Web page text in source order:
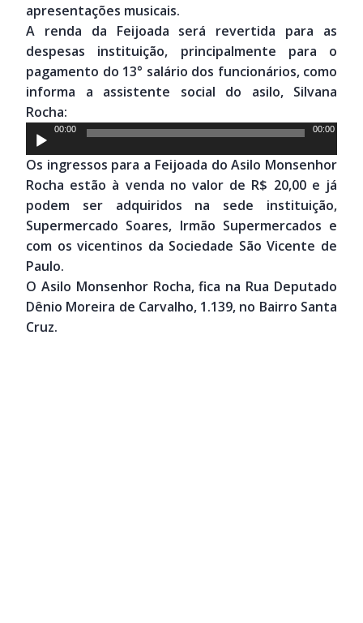
apresentações musicais.
A renda da Feijoada será revertida para as
despesas instituição, principalmente para o
pagamento do 13° salário dos funcionários, como
informa a assistente social do asilo, Silvana
Rocha:
Tocador
de
áudio
00:00 00:00
Os ingressos para a Feijoada do Asilo Monsenhor
Rocha estão à venda no valor de R$ 20,00 e já
podem ser adquiridos na sede instituição,
Supermercado Soares, Irmão Supermercados e
com os vicentinos da Sociedade São Vicente de
Paulo.
O Asilo Monsenhor Rocha, fica na Rua Deputado
Dênio Moreira de Carvalho, 1.139, no Bairro Santa
Cruz.